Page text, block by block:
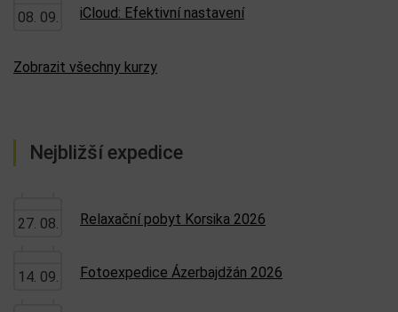
08. 09. iCloud: Efektivní nastavení
Zobrazit všechny kurzy
Nejbližší expedice
27. 08. Relaxační pobyt Korsika 2026
14. 09. Fotoexpedice Ázerbajdžán 2026